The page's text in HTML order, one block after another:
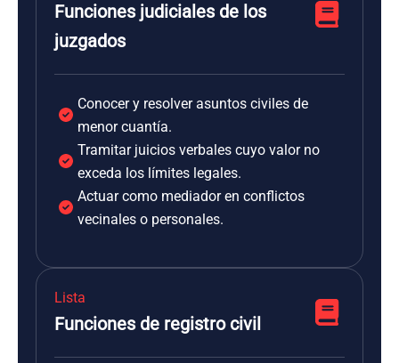
Funciones judiciales de los
juzgados
Conocer y resolver asuntos civiles de
menor cuantía.
Tramitar juicios verbales cuyo valor no
exceda los límites legales.
Actuar como mediador en conflictos
vecinales o personales.
Lista
Funciones de registro civil